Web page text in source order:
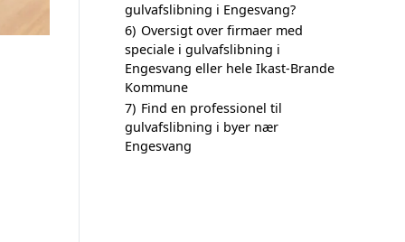
gulvafslibning i Engesvang?
6) Oversigt over firmaer med
speciale i gulvafslibning i
Engesvang eller hele Ikast-Brande
Kommune
7) Find en professionel til
gulvafslibning i byer nær
Engesvang